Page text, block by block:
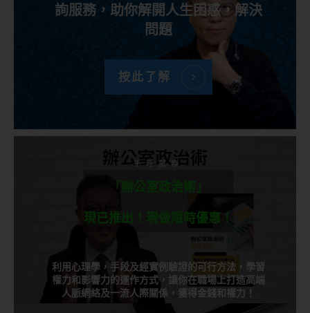
詢服務，助你解開人生困惑，解決
問題
按此了解
千呼萬喚
「辦公室政治術」
現已推出！現做限時優惠！
利用心理學，手段及經實例驗證的可行方法，學習
權力和影響力的運作方式，讓你在職場上打造高端
人脈網絡及一流人際關係，獲得金錢和權力！